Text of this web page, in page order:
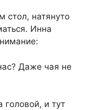
стол, натянуто
Инна
Даже чая не
головой, и тут